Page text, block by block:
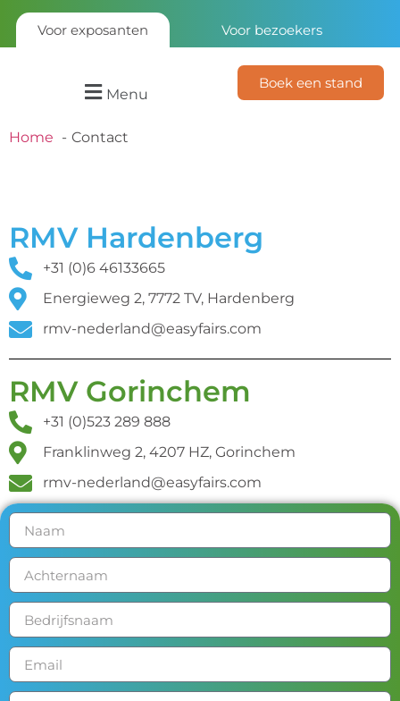
Voor exposanten Voor bezoekers
Menu
Boek een stand
Home Contact
RMV Hardenberg
+31 (0)6 46133665
Energieweg 2, 7772 TV, Hardenberg
rmv-nederland@easyfairs.com
RMV Gorinchem
+31 (0)523 289 888
Franklinweg 2, 4207 HZ, Gorinchem
rmv-nederland@easyfairs.com